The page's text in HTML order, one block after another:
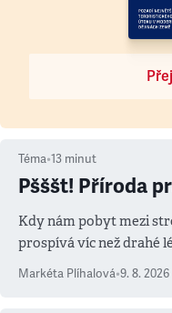
Téma•13 minut
Pšššt! Příroda
Kdy nám pobyt mezi
prospívá víc než drahé
Markéta Plíhalová•9. 8. 2026